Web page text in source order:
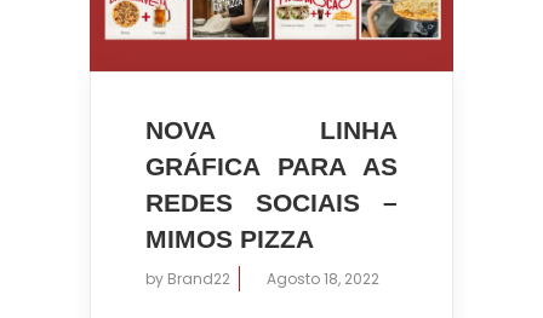
NOVA LINHA
GRÁFICA PARA AS
REDES SOCIAIS –
MIMOS PIZZA
by Brand22 Agosto 18, 2022